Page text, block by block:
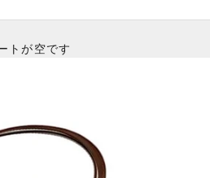
トが空です